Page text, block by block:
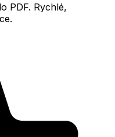
PDF. Rychlé,